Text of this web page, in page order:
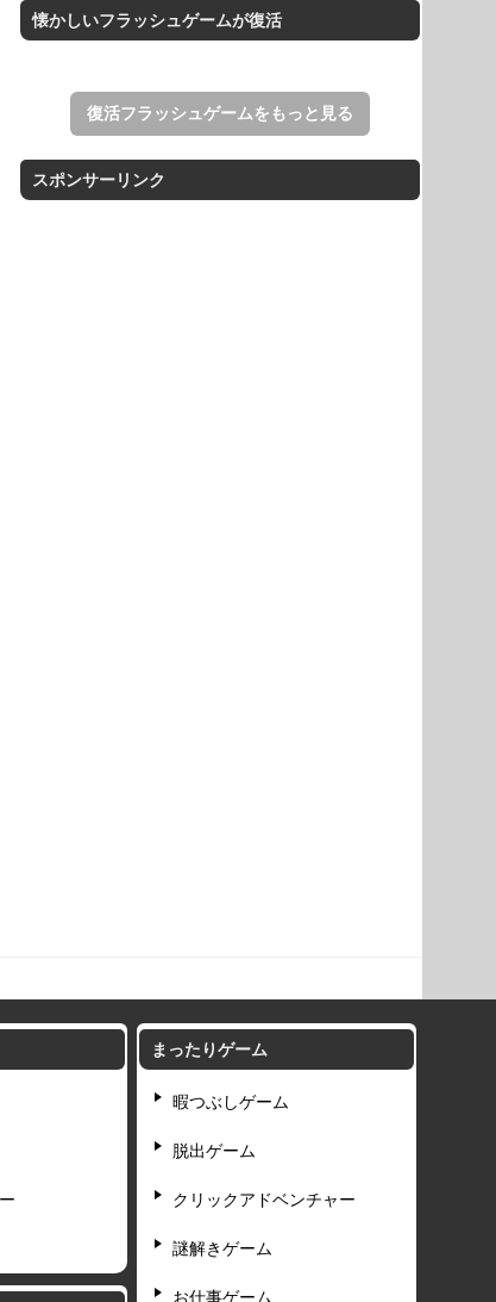
アローアウト
すべての矢印を画面外へ導くパズルゲ
懐かしいフラッシュゲームが復活
復活フラッシュゲームをもっと見る
スポンサーリンク
まったりゲーム
暇つぶしゲーム
脱出ゲーム
クリックアドベンチャー
謎解きゲーム
お仕事ゲーム